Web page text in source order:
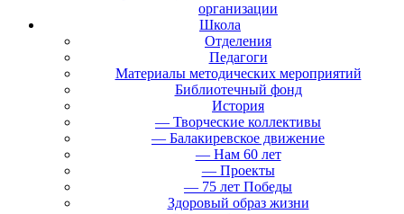
организации
Школа
Отделения
Педагоги
Материалы методических мероприятий
Библиотечный фонд
История
— Творческие коллективы
— Балакиревское движение
— Нам 60 лет
— Проекты
— 75 лет Победы
Здоровый образ жизни